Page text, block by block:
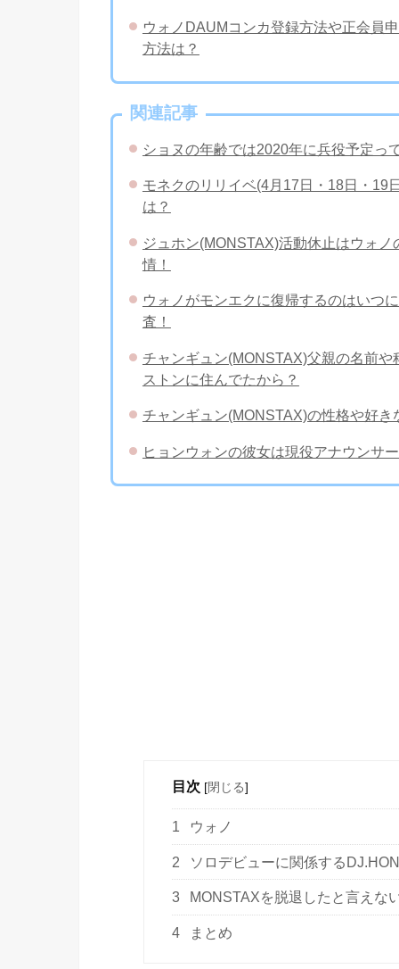
ウォノDAUMコンカ登録方法や正会員
方法は？
関連記事
ショヌの年齢では2020年に兵役予定っ
モネクのリリイベ(4月17日・18日・19
は？
ジュホン(MONSTAX)活動休止はウォ
情！
ウォノがモンエクに復帰するのはいつ
査！
チャンギュン(MONSTAX)父親の名前
ストンに住んでたから？
チャンギュン(MONSTAX)の性格や好
ヒョンウォンの彼女は現役アナウンサ
目次 [閉じる]
1 ウォノ
2 ソロデビューに関係する
3 MONSTAXを脱退したと言えな
4 まとめ